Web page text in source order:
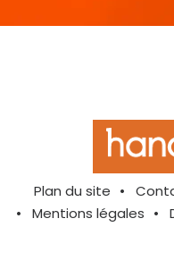
Plan du site
Mentions légales